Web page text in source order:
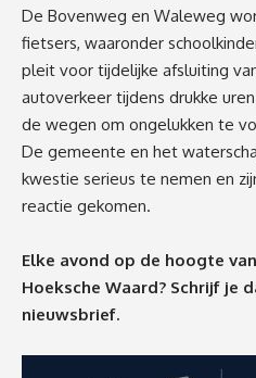
De Bovenweg en Waleweg
fietsers, waaronder
pleit voor tijdelijke afsluiting
autoverkeer tijdens drukke
de wegen om ongelukken te
De gemeente en het
kwestie serieus te nemen en
reactie gekomen.
Elke avond op de hoogte
Hoeksche Waard? Schrijf je
nieuwsbrief.